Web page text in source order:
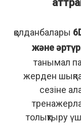
қолданбалары
және
танымал
жерден
сезіне
толықтыру